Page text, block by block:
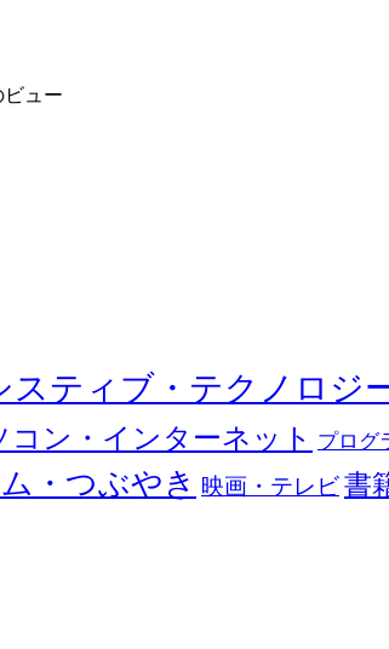
ビュー
スティブ・テクノロジ
コン・インターネット プログ
・つぶやき 映画・テレビ書